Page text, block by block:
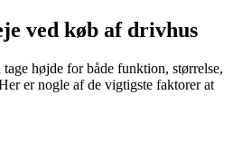
ved køb af drivhus
højde for både funktion, størrelse,
er nogle af de vigtigste faktorer at